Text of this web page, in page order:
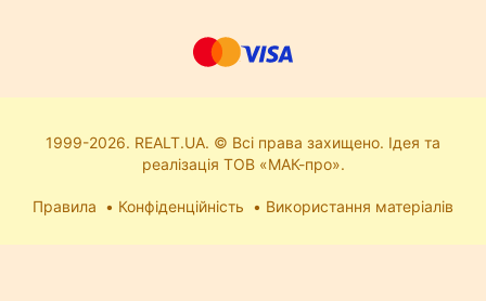
1999-2026. REALT.UA. © Всі права захищено. Ідея та
реалізація ТОВ «МАК-про».
Правила Конфіденційність Використання матеріалів